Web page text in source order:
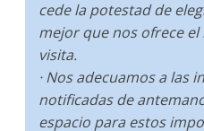
cede la potestad de
mejor que nos ofrece
visita.
· Nos adecuamos a las
notificadas de
espacio para estos